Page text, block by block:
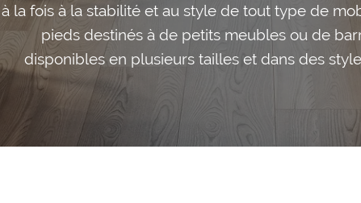
à la fois à la stabilité et au style de tout type de
pieds destinés à de petits meubles ou de
disponibles en plusieurs tailles et dans des